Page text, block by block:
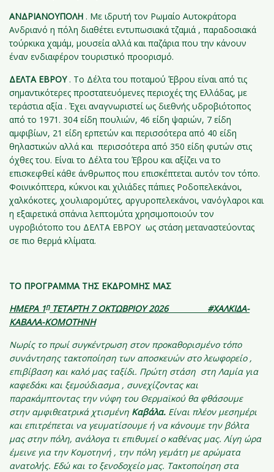
ΑΝΔΡΙΑΝΟΥΠΟΛΗ . Με ιδρυτή τον Ρωμαίο Αυτοκράτορα
Ανδριανό η πόλη διαθέτει εντυπωσιακά τζαμιά , παραδοσιακά
τούρκικα χαμάμ, μουσεία αλλά και παζάρια που την κάνουν
έναν ενδιαφέρον τουριστικό προορισμό.
ΔΕΛΤΑ ΕΒΡΟΥ. Το Δέλτα του ποταμού Έβρου είναι από τις
σημαντικότερες προστατευόμενες περιοχές της Ελλάδας, με
τεράστια αξία . Έχει αναγνωριστεί ως διεθνής υδροβιότοπος
από το 1971. 304 είδη πουλιών, 46 είδη ψαριών, 7 είδη
αμφιβίων, 21 είδη ερπετών και περισσότερα από 40 είδη
θηλαστικών αλλά και περισσότερα από 350 είδη φυτών στις
όχθες του. Είναι το Δέλτα του Έβρου και αξίζει να το
επισκεφθεί κάθε άνθρωπος που επισκέπτεται αυτόν τον τόπο.
Φοινικόπτερα, κύκνοι και χιλιάδες πάπιες Ροδοπελεκάνοι,
χαλκόκοτες, χουλιαρομύτες, αργυροπελεκάνοι, νανόγλαροι και
η εξαιρετικά σπάνια λεπτομύτα χρησιμοποιούν τον
υγροβιότοπο του ΔΕΛΤΑ ΕΒΡΟΥ ως στάση μεταναστεύοντας
σε πιο θερμά κλίματα.
ΤΟ ΠΡΟΓΡΑΜΜΑ ΤΗΣ ΕΚΔΡΟΜΗΣ ΜΑΣ
ΗΜΕΡΑ 1ηΤΕΤΑΡΤΗ 7 ΟΚΤΩΒΡΙΟΥ 2026 #ΧΑΛΚΙΔΑ-
ΚΑΒΑΛΑ-ΚΟΜΟΤΗΝΗ
Νωρίς το πρωί συγκέντρωση στον προκαθορισμένο τόπο
συνάντησης τακτοποίηση των αποσκευών στο λεωφορείο ,
επιβίβαση και καλό μας ταξίδι. Πρώτη στάση στη Λαμία για
καφεδάκι και ξεμούδιασμα , συνεχίζοντας και
παρακάμπτοντας την νύφη του Θερμαϊκού θα φθάσουμε
στην αμφιθεατρικά χτισμένη Καβάλα. Είναι πλέον μεσημέρι
και επιτρέπεται να γευματίσουμε ή να κάνουμε την βόλτα
μας στην πόλη, ανάλογα τι επιθυμεί ο καθένας μας. Λίγη ώρα
έμεινε για την Κομοτηνή , την πόλη γεμάτη με αρώματα
ανατολής. Εδώ και το ξενοδοχείο μας. Τακτοποίηση στα